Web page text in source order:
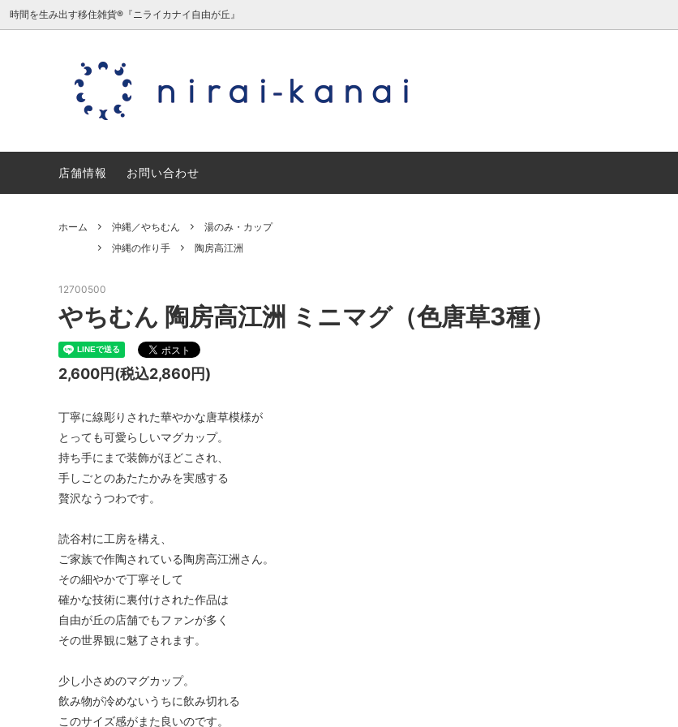
時間を生み出す移住雑貨®『ニライカナイ自由が丘』
沖縄／やちむん
ミニチュア/夏原由記子（旧三毛猫食
堂）
宮城／三輪田窯 兵庫／丹波焼
沖縄の作り手
店舗情報 お問い合わせ
ホーム 沖縄／やちむん
湯のみ・カップ
沖縄の作り手
陶房高江洲
12700500
やちむん 陶房高江洲 ミニマグ（色唐草3種）
2,600円(税込2,860円)
丁寧に線彫りされた華やかな唐草模様が
とっても可愛らしいマグカップ。
持ち手にまで装飾がほどこされ、
手しごとのあたたかみを実感する
贅沢なうつわです。
読谷村に工房を構え、
ご家族で作陶されている陶房高江洲さん。
その細やかで丁寧そして
確かな技術に裏付けされた作品は
自由が丘の店舗でもファンが多く
その世界観に魅了されます。
少し小さめのマグカップ。
飲み物が冷めないうちに飲み切れる
このサイズ感がまた良いのです。